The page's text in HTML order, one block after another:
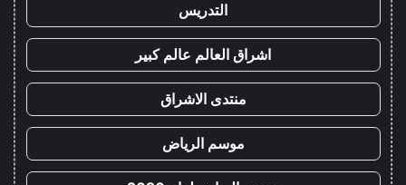
التدريس
اشراق العالم عالم كبير
منتدى الاشراق
موسم الرياض